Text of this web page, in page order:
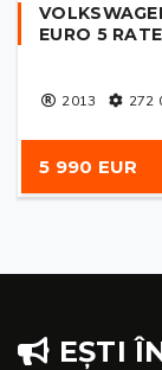
EURO 5
2013 272
5 990 EUR
EȘTI